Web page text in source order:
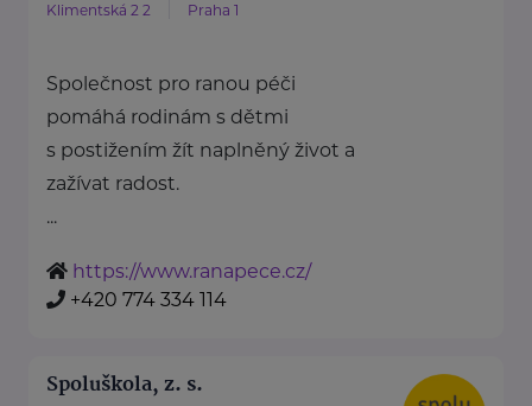
Klimentská 2 2 Praha 1
Společnost pro ranou péči
pomáhá rodinám s dětmi
s postižením žít naplněný život a
zažívat radost.
...
https://www.ranapece.cz/
+420 774 334 114
Spoluškola, z. s.